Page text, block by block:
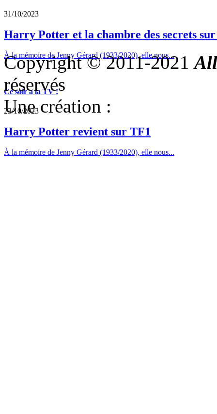
31/10/2023
Harry Potter et la chambre des secrets
À la mémoire de Jenny Gérard (1933/2020), elle nous...
Ce soir a la TV !
23/10/2023
Harry Potter revient sur TF1
À la mémoire de Jenny Gérard (1933/2020), elle nous...
Copyright © 2011-2021
réservés
Une création :